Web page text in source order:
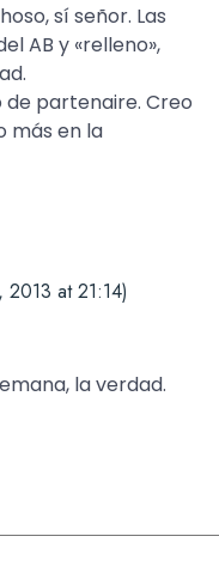
sí señor. Las
AB y «relleno»,
partenaire. Creo
más en la
2013 at 21:14)
la verdad.